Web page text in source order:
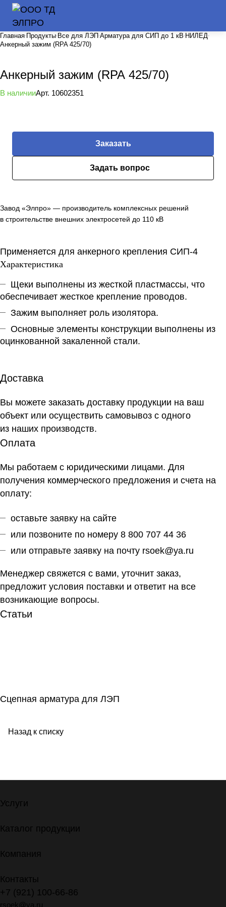
Главная Продукты Все для ЛЭП Арматура для СИП до 1 кВ НИЛЕД
Анкерный зажим (RPA 425/70)
Анкерный зажим (RPA 425/70)
В наличииАрт. 10602351
Заказать
Задать вопрос
Завод «Элпро» — производитель комплексных решений
в строительстве внешних электросетей до 110 кВ
Применяется для анкерного крепления СИП-4
Характеристика
Щеки выполнены из жесткой пластмассы, что
обеспечивает жесткое крепление проводов.
Зажим выполняет роль изолятора.
Основные элементы конструкции выполнены из
оцинкованной закаленной стали.
Доставка
Вы можете заказать доставку продукции на ваш
объект или осуществить самовывоз с одного
из наших производств.
Оплата
Мы работаем с юридическими лицами. Для
получения коммерческого предложения и счета на
оплату:
оставьте заявку на сайте
или позвоните по номеру 8 800 707 44 36
или отправьте заявку на почту rsoek@ya.ru
Менеджер свяжется с вами, уточнит заказ,
предложит условия поставки и ответит на все
возникающие вопросы.
Статьи
Сцепная арматура для ЛЭП
Назад к списку
Услуги
Каталог продукции
Компания
Контакты
+7 (921) 100-66-86
rsoek@ya.ru